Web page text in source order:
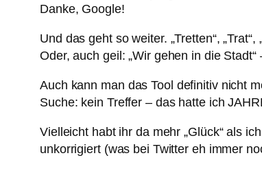
Danke, Google!
Und das geht so weiter. „Tretten“,
Oder, auch geil: „Wir gehen in die
Auch kann man das Tool definitiv nicht
Suche: kein Treffer – das hatte ich
Vielleicht habt ihr da mehr „Glück“ als
unkorrigiert (was bei Twitter eh immer